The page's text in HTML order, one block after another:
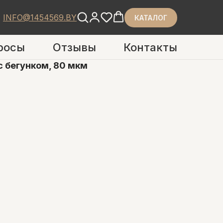
INFO@1454569.BY КАТАЛОГ
Отзывы Контакты
80 мкм